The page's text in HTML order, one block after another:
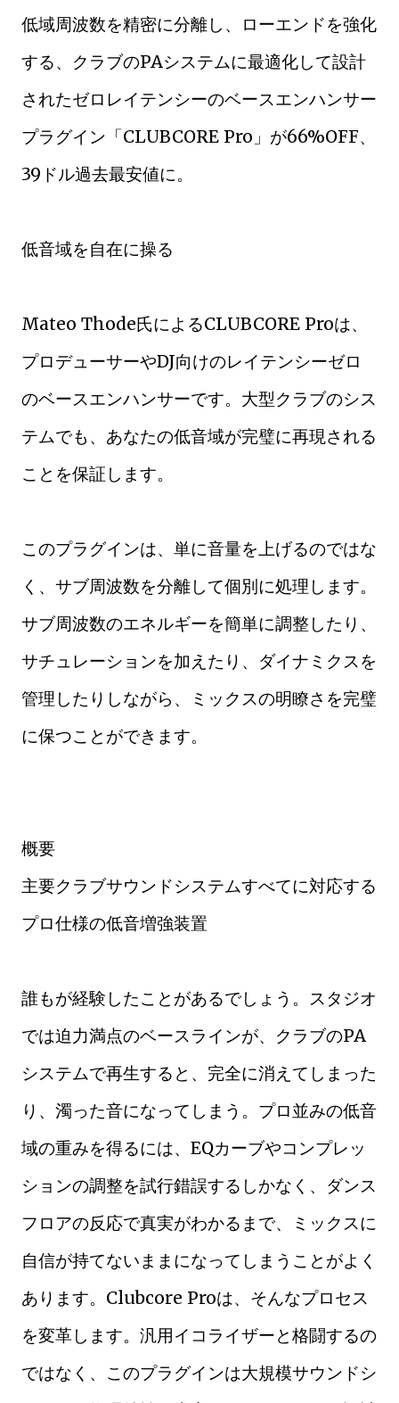
低域周波数を精密に分離し、ローエンドを強化
する、クラブのPAシステムに最適化して設計
されたゼロレイテンシーのベースエンハンサー
プラグイン「CLUBCORE Pro」が66%OFF、
39ドル過去最安値に。
低音域を自在に操る
Mateo Thode氏によるCLUBCORE Proは、
プロデューサーやDJ向けのレイテンシーゼロ
のベースエンハンサーです。大型クラブのシス
テムでも、あなたの低音域が完璧に再現される
ことを保証します。
このプラグインは、単に音量を上げるのではな
く、サブ周波数を分離して個別に処理します。
サブ周波数のエネルギーを簡単に調整したり、
サチュレーションを加えたり、ダイナミクスを
管理したりしながら、ミックスの明瞭さを完璧
に保つことができます。
概要
主要クラブサウンドシステムすべてに対応する
プロ仕様の低音増強装置
誰もが経験したことがあるでしょう。スタジオ
では迫力満点のベースラインが、クラブのPA
システムで再生すると、完全に消えてしまった
り、濁った音になってしまう。プロ並みの低音
域の重みを得るには、EQカーブやコンプレッ
ションの調整を試行錯誤するしかなく、ダンス
フロアの反応で真実がわかるまで、ミックスに
自信が持てないままになってしまうことがよく
あります。Clubcore Proは、そんなプロセス
を変革します。汎用イコライザーと格闘するの
ではなく、このプラグインは大規模サウンドシ